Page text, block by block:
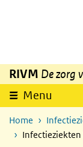
Overslaan en naar
RIVM De zorg
Menu
Home